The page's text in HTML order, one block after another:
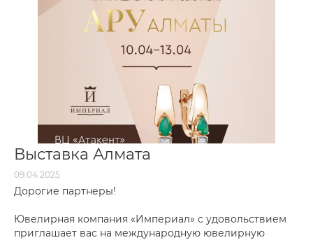
Выставка Алмата
09.04.2025
Дорогие партнеры!
Ювелирная компания «Империал» с удовольствием
приглашает вас на международную ювелирную